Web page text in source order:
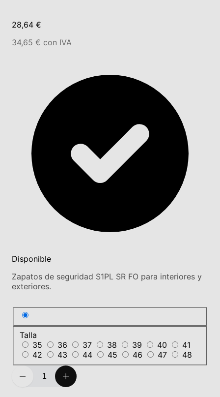
28,64 €
34,65 € con IVA
Disponible
Zapatos de seguridad S1PL SR FO para interiores y
exteriores.
Talla
35
36 37 38 39 40
41
42
43 44 45 46 47 48